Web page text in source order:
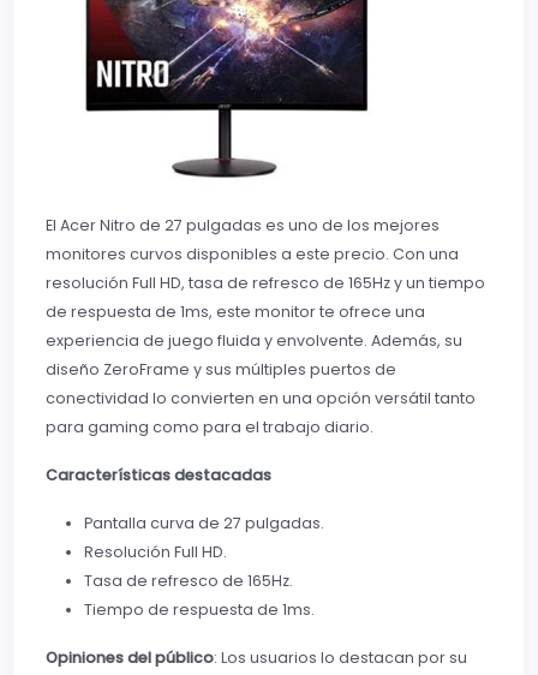
El Acer Nitro de 27 pulgadas es uno de los mejores
monitores curvos disponibles a este precio. Con una
resolución Full HD, tasa de refresco de 165Hz y un tiempo
de respuesta de 1ms, este monitor te ofrece una
experiencia de juego fluida y envolvente. Además, su
diseño ZeroFrame y sus múltiples puertos de
conectividad lo convierten en una opción versátil tanto
para gaming como para el trabajo diario.
Características destacadas
Pantalla curva de 27 pulgadas.
Resolución Full HD.
Tasa de refresco de 165Hz.
Tiempo de respuesta de 1ms.
Opiniones del público: Los usuarios lo destacan por su